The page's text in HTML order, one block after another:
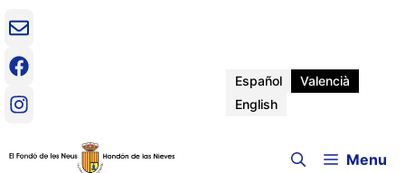
Vés
contingut
Español
Valencià
English
Menu